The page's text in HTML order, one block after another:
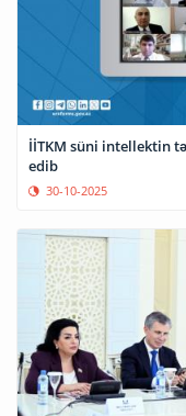
İİTKM süni intellektin
edib
30-10-2025